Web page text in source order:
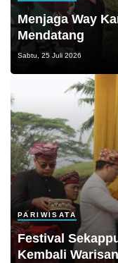
Menjaga Way
Mendatang
Sabtu, 25 Juli 2026
PARIWISATA
Festival
Kembali